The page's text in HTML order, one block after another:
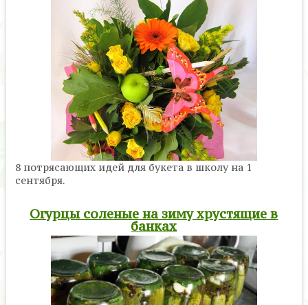
8 потрясающих идей для букета в школу на 1
сентября.
Огурцы соленые на зиму хрустящие в
банках